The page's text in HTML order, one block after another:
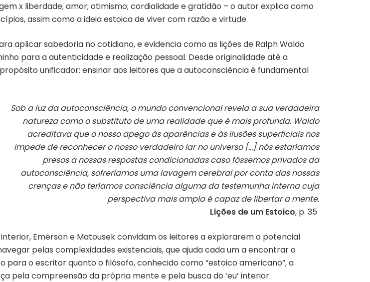
x liberdade; amor; otimismo; cordialidade e gratidão – o autor explica como
assim como a ideia estoica de viver com razão e virtude.
aplicar sabedoria no cotidiano, e evidencia como as lições de Ralph Waldo
para a autenticidade e realização pessoal. Desde originalidade até a
unificador: ensinar aos leitores que a autoconsciência é fundamental
Sob a luz da autoconsciência, o mundo convencional revela a sua verdadeira
natureza como o substituto de uma realidade que é mais profunda. Waldo
acreditava que o nosso apego às aparências e às ilusões superficiais nos
impede de reconhecer o nosso verdadeiro lar no universo[…] nós estaríamos
presos a nossas respostas condicionadas caso fôssemos privados da
autoconsciência, sofreríamos uma lavagem cerebral por conta das nossas
crenças e não teríamos consciência alguma da testemunha interna cuja
perspectiva mais ampla é capaz de libertar a mente.
Lições de um Estoico, p. 35
Emerson e Matousek convidam os leitores a explorarem o potencial
pelas complexidades existenciais, que ajuda cada um a encontrar o
o escritor quanto o filósofo, conhecido como “estoico americano”, a
pela compreensão da própria mente e pela busca do ‘eu’ interior.